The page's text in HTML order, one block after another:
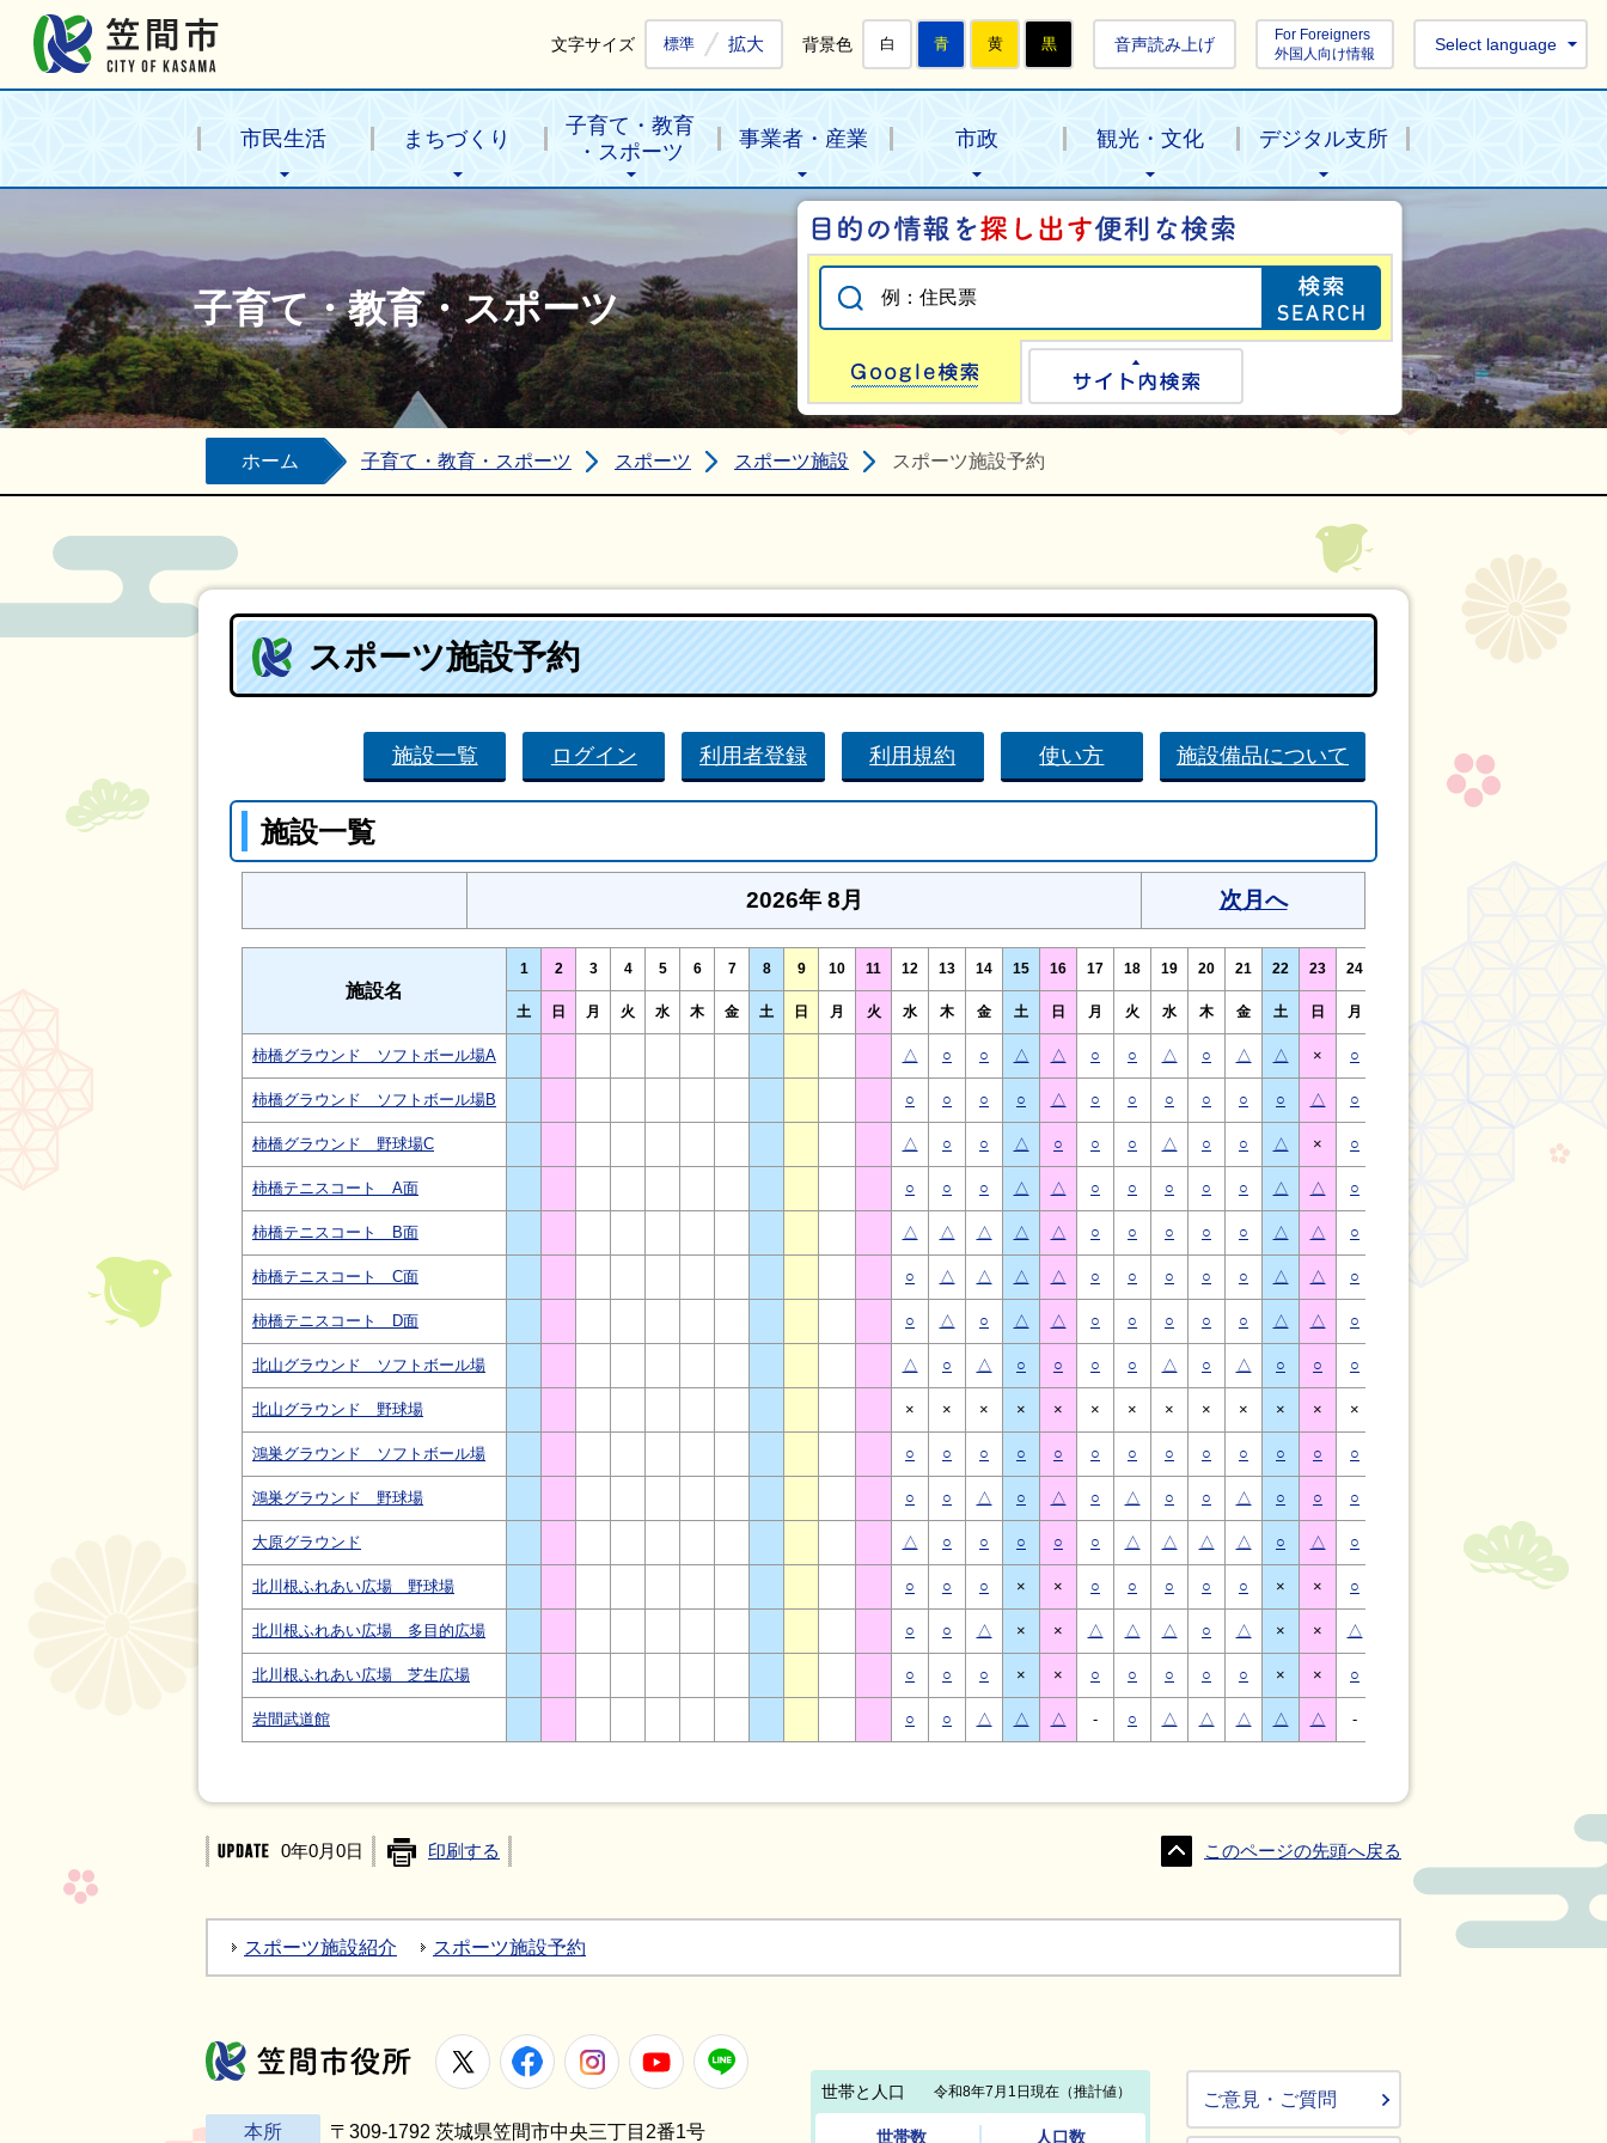
文字サイズ 標準 拡大 背景色 白 青 黄 黒 音声読み上げ
For Foreigners
外国人向け情報
Select language
市民生活 まちづくり
子育て・教育
・スポーツ
事業者・産業 市政 観光・文化 デジタル支所
子育て・教育・スポーツ
目的の情報を探
Google検索
ホーム 子育て・教育・スポーツ スポーツ スポーツ施設 スポーツ施設予約
スポーツ施設予約
施設一覧 ログイン 利用者登録 利用規約 使い方 施設備品について
施設一覧
2026年 8月 次月へ
施設名
1 2 3 4 5 6 7 8 9 10 11 12 13 14 15 16 17 18 19 20 21 22 23 24
土 日 月 火 水 木 金 土 日 月 火 水 木 金 土 日 月 火 水 木 金 土 日 月
柿橋グラウンド ソフトボール場A △ ○ ○ △ △ ○ ○ △ ○ △ △ × ○
柿橋グラウンド ソフトボール場B ○ ○ ○ ○ △ ○ ○ ○ ○ ○ ○ △ ○ ○
柿橋グラウンド 野球場C △ ○ ○ △ ○ ○ ○ △ ○ ○ △ × ○
柿橋テニスコート A面 ○ ○ ○ △ △ ○ ○ ○ ○ ○ △ △ ○
柿橋テニスコート B面 △ △ △ △ △ ○ ○ ○ ○ ○ △ △ ○
柿橋テニスコート C面 ○ △ △ △ △ ○ ○ ○ ○ ○ △ △ ○
柿橋テニスコート D面 ○ △ ○ △ △ ○ ○ ○ ○ ○ △ △ ○
北山グラウンド ソフトボール場 △ ○ △ ○ ○ ○ ○ △ ○ △ ○ ○ ○
北山グラウンド 野球場 × × × × × × × × × × × × ×
鴻巣グラウンド ソフトボール場 ○ ○ ○ ○ ○ ○ ○ ○ ○ ○ ○ ○ ○
鴻巣グラウンド 野球場 ○ ○ △ ○ △ ○ △ ○ ○ △ ○ ○ ○
大原グラウンド △ ○ ○ ○ ○ ○ △ △ △ △ ○ △ ○ △ △ ○
北川根ふれあい広場 野球場 ○ ○ ○ × × ○ ○ ○ ○ ○ × × ○ ×
北川根ふれあい広場 多目的広場 ○ ○ △ × × △ △ △ ○ △ × × △
北川根ふれあい広場 芝生広場 ○ ○ ○ × × ○ ○ ○ ○ ○ × × ○
岩間武道館 ○ ○ △ △ △ - ○ △ △ △ △ △ -
0年0月0日 印刷する このページの先頭へ戻る
スポーツ施設紹介 スポーツ施設予約
笠間市役所
X FacebookInstagramYoutube
本所 〒309-1792 茨城県笠間市中央三丁目2番1号
ご意見・ご質問